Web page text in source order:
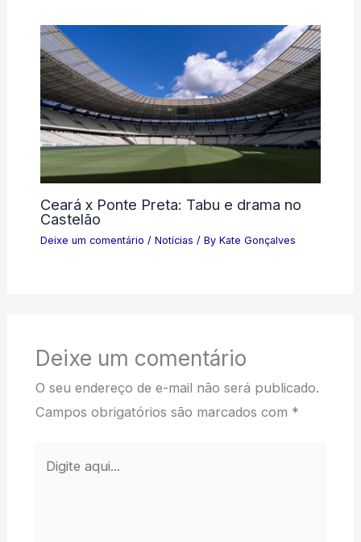
Ceará x Ponte Preta: Tabu e drama no
Castelão
Deixe um comentário / Notícias / By Kate Gonçalves
Deixe um comentário
O seu endereço de e-mail não será publicado.
Campos obrigatórios são marcados com *